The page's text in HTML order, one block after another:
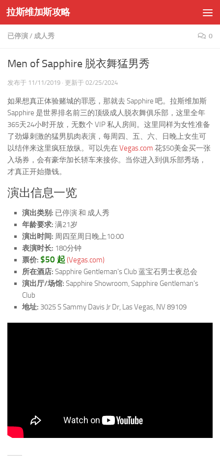
Skip to content
拉斯维加斯攻略
已停演/ 成人秀 0
Men of Sapphire 脱衣舞猛男秀
发布于 11/11/2019 · 更新于 02/25/2024
如果想真正体验赌城的罪恶，那就去 Sapphire 吧。拉斯维加斯
Sapphire 是世界排名前三的顶级成人脱衣舞俱乐部，这里全年
365天24小时开放，无数个 VIP 私人房间。这里同样为女性准备
了劲爆刺激的猛男肌肉表演，每周四、五、六、日晚上女生可
以结伴来这里疯狂放纵。可以先在 Vegas.com 花$50美金买一张
入场券，会有豪华加长轿车来接你。当你进入到俱乐部秀场，
才真正开始撒钱。
演出信息一览
演出类别: 已停演 和 成人秀
年龄要求: 满21岁
演出时间: 周四至周日晚上10:00
表演时长: 180分钟
票价: $50 起 (Vegas.com)
所在酒店: Sapphire Gentleman's Club 蓝宝石男士夜总会
演出厅/场馆: Sapphire Showroom, Sapphire Gentleman's
Club
地址: 3025 S Sammy Davis Jr Dr, Las Vegas, NV 89109